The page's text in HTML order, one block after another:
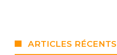
ARTICLES RÉCENTS